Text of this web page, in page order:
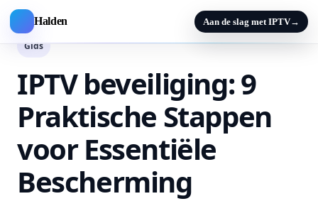
Halden Aan de slag met IPTV→
Gids
IPTV beveiliging: 9
Praktische Stappen
voor Essentiële
Bescherming